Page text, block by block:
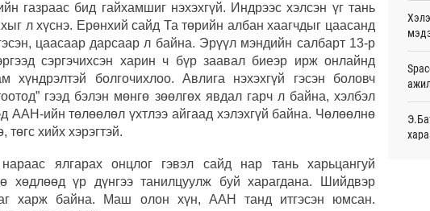
газраас бид гайхамшиг нэхэхгүй. Индрээс хэлсэн үг тань
л хүснэ. Ерөнхий сайд Та төрийн албан хаагчдыг цаасанд
цаасаар дарсаар л байна. Эрүүл мэндийн салбарт 13-р
сэргэчихсэн харин ч бүр заавал биеэр ирж онлайнд
хүндрэлтэй болгочихлоо. Авлига нэхэхгүй гэсэн боловч
гээд бэлэн мөнгө зөөлгөх явдал гарч л байна, хэлбэл
ААН-ийн төлөөлөл үхтлээ айгаад хэлэхгүй байна. Чөлөөлнө
төгс хийх хэрэгтэй.
ялгарах онцлог гэвэл сайд нар тань харьцангуй
хөдлөөд үр дүнгээ танилцуулж буй харагдана. Шийдвэр
харж байна. Маш олон хүн, ААН танд итгэсэн юмсан.
АНУ-